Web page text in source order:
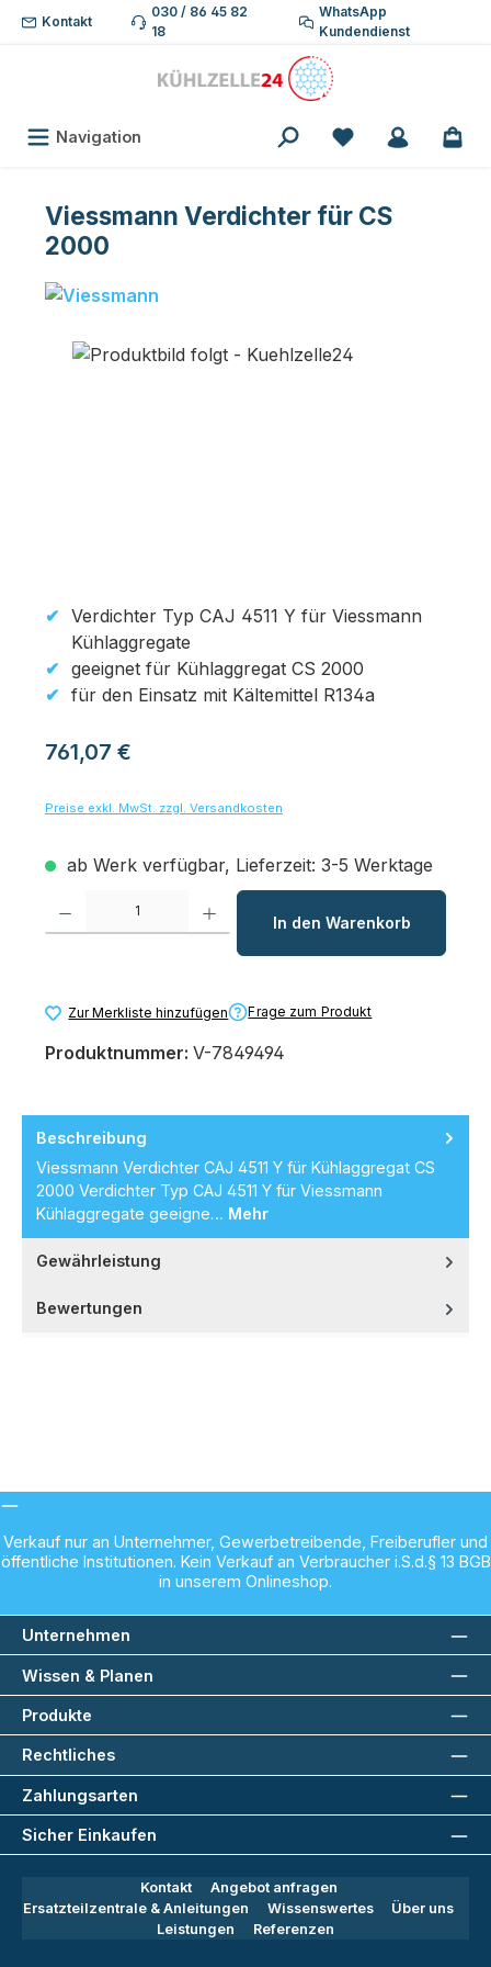
Zum Hauptinhalt springen
Kontakt
030 / 86 45 82
18
WhatsApp
Kundendienst
Navigation Du hast 0
Viessmann Verdichter für CS
2000
Bildergalerie überspringen
Verdichter Typ CAJ 4511 Y für Viessmann
Kühlaggregate
geeignet für Kühlaggregat CS 2000
für den Einsatz mit Kältemittel R134a
Regulärer Preis:
761,07 €
Preise exkl. MwSt. zzgl. Versandkosten
ab Werk verfügbar, Lieferzeit: 3-5 Werktage
Produkt Anzahl: Gib den gewünschten Wert ein oder benutze die
In den Warenkorb
Zur Merkliste hinzufügen Frage zum Produkt
Produktnummer: V-7849494
Beschreibung
Viessmann Verdichter CAJ 4511 Y für Kühlaggregat CS
2000 Verdichter Typ CAJ 4511 Y für Viessmann
Kühlaggregate geeigne… Mehr
Gewährleistung
Bewertungen
Verkauf nur an Unternehmer, Gewerbetreibende, Freiberufler und
öffentliche Institutionen. Kein Verkauf an Verbraucher i.S.d.§ 13 BGB
in unserem Onlineshop.
Unternehmen
Wissen & Planen
Produkte
Rechtliches
Zahlungsarten
Sicher Einkaufen
Kontakt
Angebot anfragen
Ersatzteilzentrale & Anleitungen
Wissenswertes
Über uns
Leistungen
Referenzen